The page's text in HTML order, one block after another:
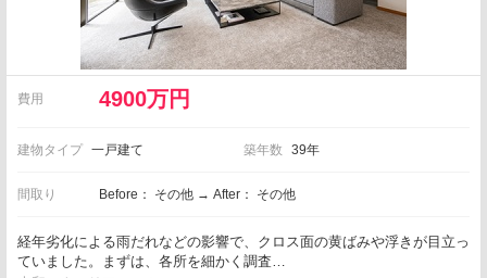
費用 4900万円
建物タイプ 一戸建て 築年数 39年
間取り Before： その他 → After： その他
経年劣化による雨だれなどの影響で、クロス面の黄ばみや浮きが目立っ
ていました。まずは、各所を細かく調査…